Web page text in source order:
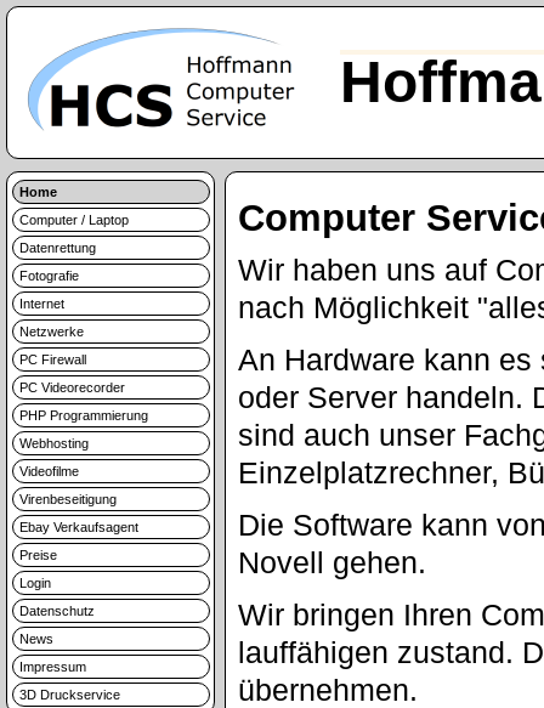
Home
Computer / Laptop
Datenrettung
Fotografie
Internet
Netzwerke
PC Firewall
PC Videorecorder
PHP Programmierung
Webhosting
Videofilme
Virenbeseitigung
Ebay Verkaufsagent
Preise
Login
Datenschutz
News
Impressum
3D Druckservice
Computer
Wir haben uns auf
nach Möglichkeit
An Hardware kann
oder Server handeln.
sind auch unser
Einzelplatzrechner,
Die Software kann
Novell gehen.
Wir bringen Ihren
lauffähigen zustand.
übernehmen.